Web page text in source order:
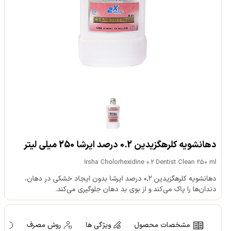
دهانشویه کلرهگزیدین 0.2 درصد ایرشا 250 میلی لیتر
Irsha Cholorhexidine 0.2 Dentist Clean 250 ml
دهانشویه کلرهگزیدین ۰,۲ درصد ایرشا بدون ایجاد خشکی در دهان،
دندان‌ها را پاک می‌کند و از بوی بد دهان جلوگیری می‌کند.
مشخصات محصول ویژگی ها روش مصرف